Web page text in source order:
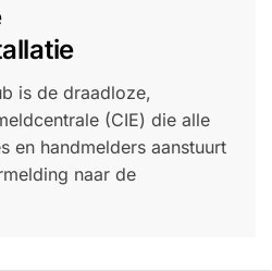
is de draadloze,
(CIE) die alle
en handmelders aanstuurt
naar de